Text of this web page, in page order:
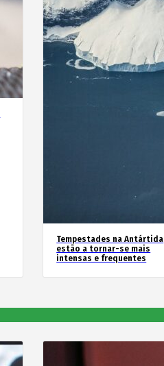
Tempestades na Antártida
estão a tornar-se mais
intensas e frequentes